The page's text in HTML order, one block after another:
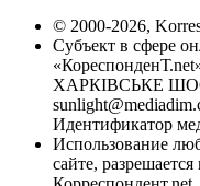
© 2000-2026,
Субъект в сфере
ХАРКІВСЬКЕ
Идентификатор
Использование
сайте,